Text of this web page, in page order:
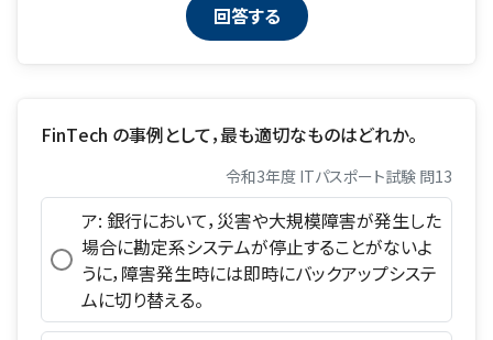
FinTech の事例として，最も適切なものはどれか。
令和3年度 ITパスポート試験 問13
ア: 銀行において，災害や大規模障害が発生した
場合に勘定系システムが停止することがないよ
うに，障害発生時には即時にバックアップシステ
ムに切り替える。